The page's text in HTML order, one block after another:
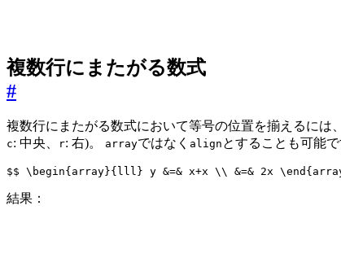
複数行にまたがる数式
#
複数行にまたがる数式において等号の位置を揃えるには、
c: 中央、 r: 右)。 arrayではなく align とすることも可能で
$$ \begin{array}{lll} y &=& x+x \\ &=& 2x \end
結果：